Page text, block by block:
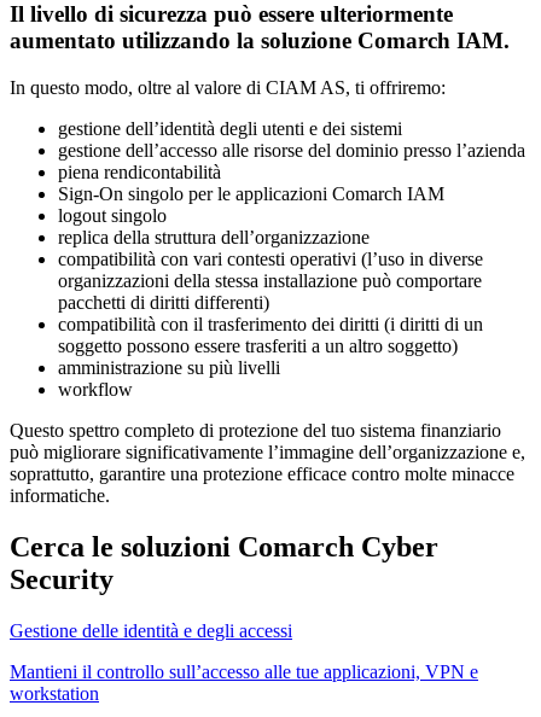
Il livello di sicurezza può essere ulteriormente
aumentato utilizzando la soluzione Comarch IAM.
In questo modo, oltre al valore di CIAM AS, ti offriremo:
gestione dell’identità degli utenti e dei sistemi
gestione dell’accesso alle risorse del dominio presso l’azienda
piena rendicontabilità
Sign-On singolo per le applicazioni Comarch IAM
logout singolo
replica della struttura dell’organizzazione
compatibilità con vari contesti operativi (l’uso in diverse
organizzazioni della stessa installazione può comportare
pacchetti di diritti differenti)
compatibilità con il trasferimento dei diritti (i diritti di un
soggetto possono essere trasferiti a un altro soggetto)
amministrazione su più livelli
workflow
Questo spettro completo di protezione del tuo sistema finanziario
può migliorare significativamente l’immagine dell’organizzazione e,
soprattutto, garantire una protezione efficace contro molte minacce
informatiche.
Cerca le soluzioni Comarch Cyber
Security
Gestione delle identità e degli accessi
Mantieni il controllo sull’accesso alle tue applicazioni, VPN e
workstation